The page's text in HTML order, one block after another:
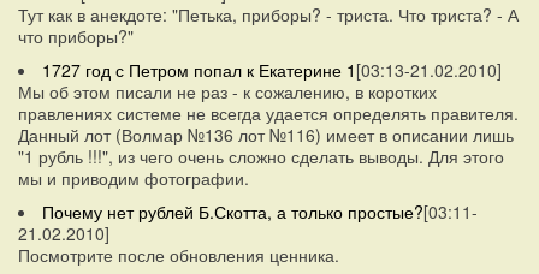
Тут как в анекдоте: "Петька, приборы? - триста. Что триста? - А
что приборы?"
1727 год с Петром попал к Екатерине 1 [03:13-21.02.2010]
Мы об этом писали не раз - к сожалению, в коротких
правлениях системе не всегда удается определять правителя.
Данный лот (Волмар №136 лот №116) имеет в описании лишь
"1 рубль !!!", из чего очень сложно сделать выводы. Для этого
мы и приводим фотографии.
Почему нет рублей Б.Скотта, а только простые?[03:11-
21.02.2010]
Посмотрите после обновления ценника.